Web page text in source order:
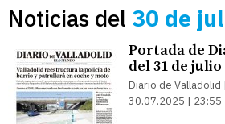
Noticias del 30 de
Portada de
del 31 de julio
Diario de Valladolid
30.07.2025 | 23:55